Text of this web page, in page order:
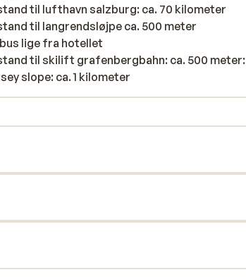
til lufthavn salzburg: ca. 70 kilometer
til langrendsløjpe ca. 500 meter
lige fra hotellet
til skilift grafenbergbahn: ca. 500 meter:
slope: ca. 1 kilometer